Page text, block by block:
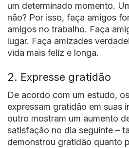
um determinado momento.
não? Por isso, faça amigos
amigos no trabalho. Faça
lugar. Faça amizades
vida mais feliz e longa.
2. Expresse gratidão
De acordo com um estudo,
expressam gratidão em suas
outro mostram um aumento
satisfação no dia seguinte –
demonstrou gratidão quanto